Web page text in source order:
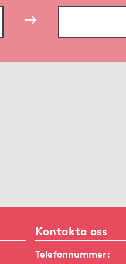
Kontakta oss
Telefonnummer: